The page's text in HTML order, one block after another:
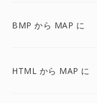
BMP から MAP に
HTML から MAP に